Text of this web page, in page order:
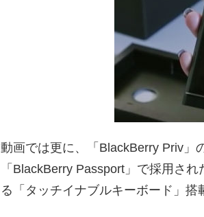
動画では更に、「BlackBerry Priv」
「BlackBerry Passport」で採用さ
る「タッチイナブルキーボード」搭